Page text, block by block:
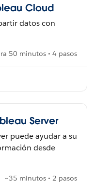
Cloud
datos con
50 minutos • 4 pasos
Server
puede ayudar a su
desde
~35 minutos • 2 pasos